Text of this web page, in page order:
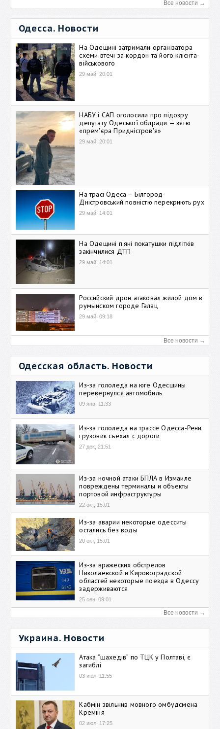
Все новости →
Одесса. Новости
На Одещині затримали організатора
схеми втечі за кордон та його клієнта-
військового
29 май, 20:01
НАБУ і САП оголосили про підозру
депутату Одеської облради — зятю
«прем'єра Придністров'я»
29 май, 20:01
На трасі Одеса – Білгород-
Дністровський повністю перекриють рух
29 май, 14:01
На Одещині п'яні покатушки підлітків
закінчилися ДТП
29 май, 14:01
Российский дрон атаковал жилой дом в
румынском городе Галац
29 май, 09:18
Все новости →
Одесская область. Новости
Из-за гололеда на юге Одесщины
перевернулся автомобиль
09 янв, 11:33
Из-за гололеда на трассе Одесса-Рени
грузовик съехал с дороги
27 дек, 21:51
Из-за ночной атаки БПЛА в Измаиле
повреждены терминалы и объекты
портовой инфраструктуры
22 окт, 15:01
Из-за аварии некоторые одесситы
остались без воды
20 окт, 15:01
Из-за вражеских обстрелов
Николаевской и Кировоградской
областей некоторые поезда в Одессу
задерживаются
25 сен, 09:01
Все новости →
Украина. Новости
Атака “шахедів” по ТЦК у Полтаві, є
загиблі
03 июл, 11:55
Кабмін звільнив мовного омбудсмена
Креміня
02 июл, 17:25